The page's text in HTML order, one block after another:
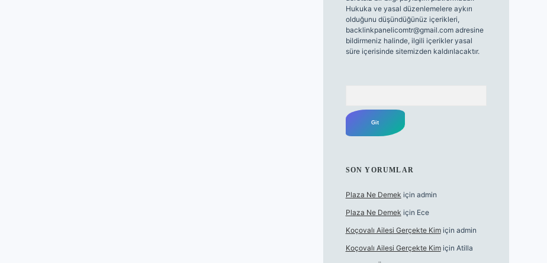
Hukuka ve yasal düzenlemelere aykırı
olduğunu düşündüğünüz içerikleri,
backlinkpanelicomtr@gmail.comadresine
bildirmeniz halinde, ilgili içerikler yasal
süre içerisinde sitemizden kaldırılacaktır.
SON YORUMLAR
Plaza Ne Demek için admin
Plaza Ne Demek için Ece
Koçovalı Ailesi Gerçekte Kimiçin admin
Koçovalı Ailesi Gerçekte Kimiçin Atilla